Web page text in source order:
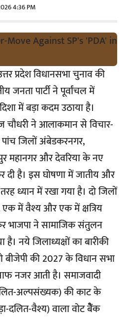
4:36 PM
प्रदेश विधानसभा चुनाव की
जनता पार्टी ने पूर्वांचल में
में बड़ा कदम उठाया है।
चौधरी ने आलाकमान से विचार-
पांच जिलों अंबेडकरनगर,
महानगर और देवरिया के नए
दी है। इस घोषणा में जातीय और
ध्यान में रखा गया है। दो जिलों
में वैश्य और एक में क्षत्रिय
भाजपा ने सामाजिक संतुलन
नये जिलाध्यक्षों का बारीकी
की 2027 के विधान सभा
नजर आती है। समाजवादी
दलित-अल्पसंख्यक) की काट के
दलित-वैश्य) वाला वोट बैेंक